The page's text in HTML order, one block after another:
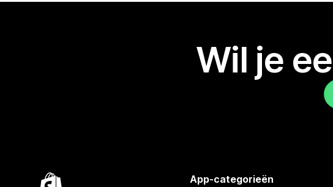
Wil je
App-categorieën